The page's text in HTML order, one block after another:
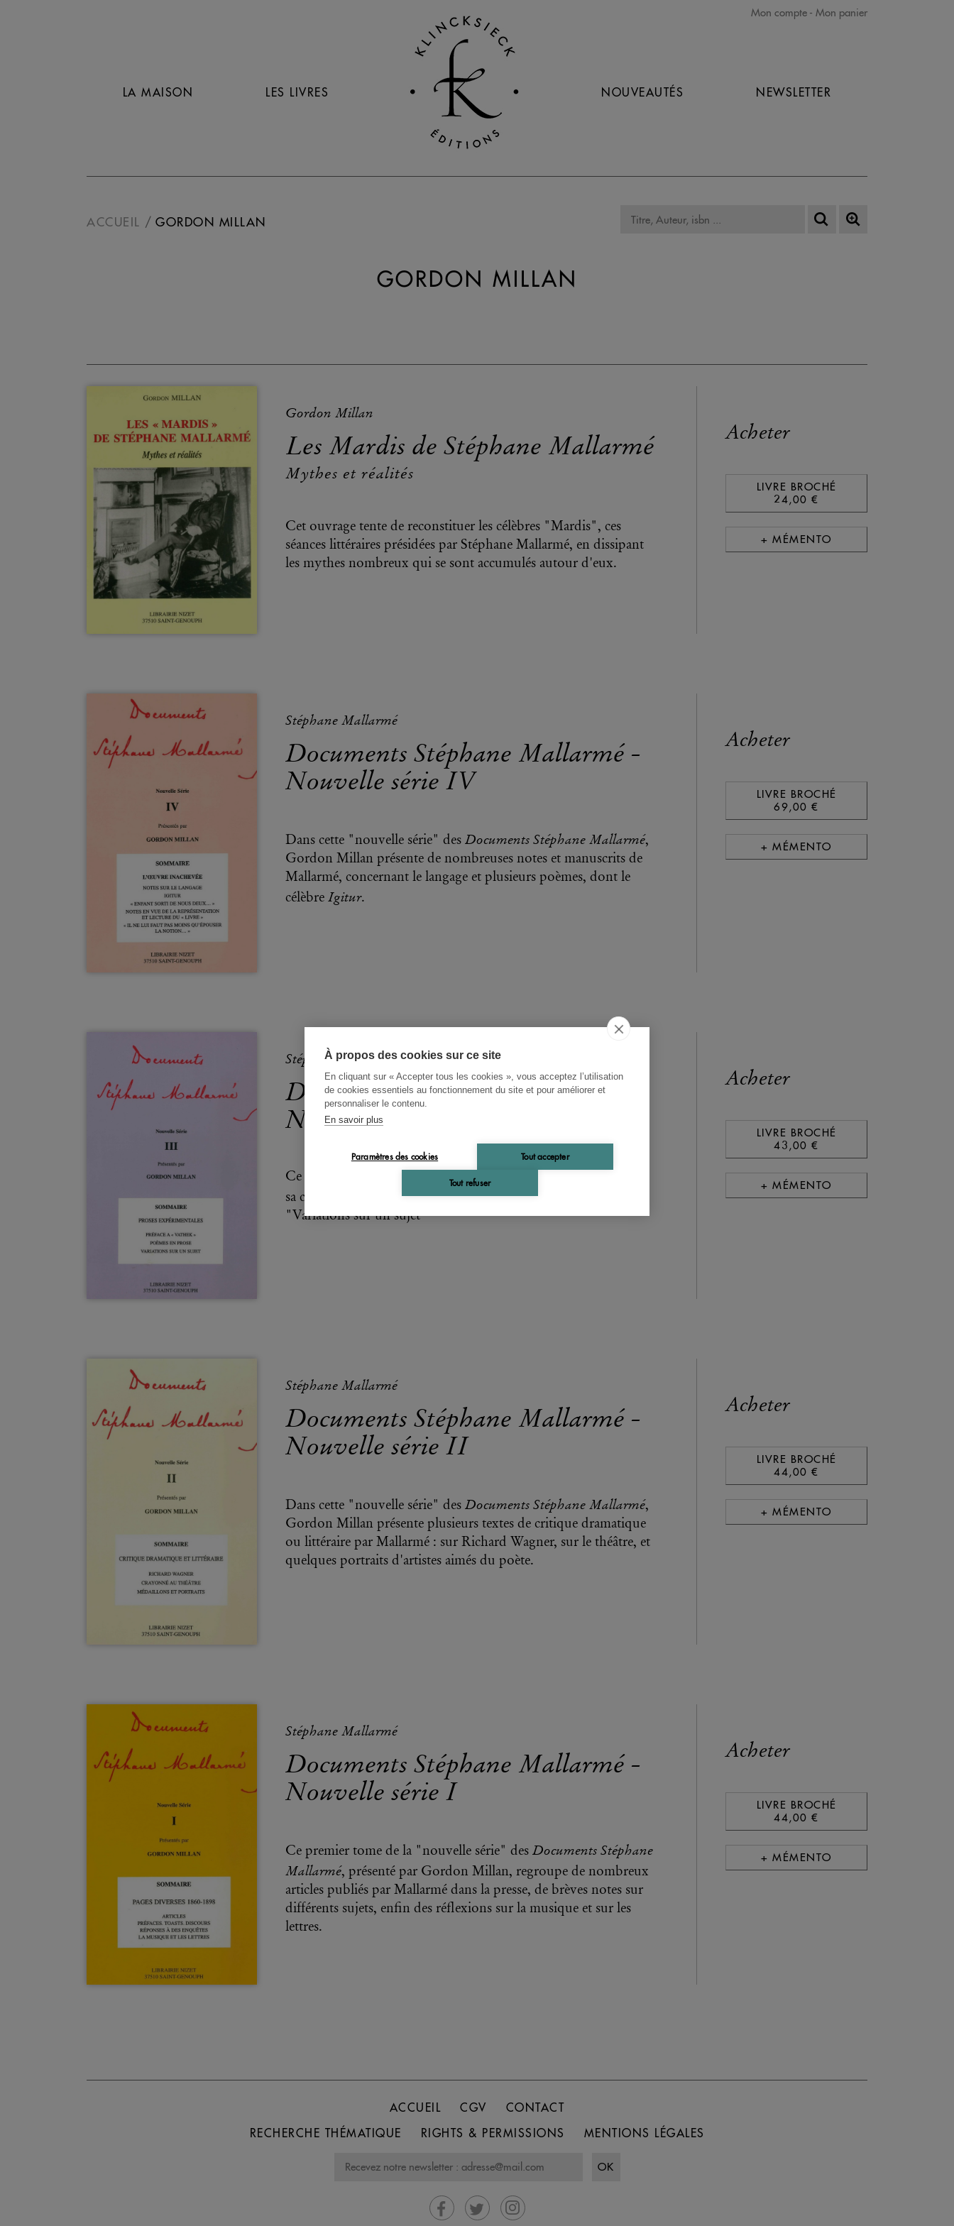
À propos des cookies sur ce site
En cliquant sur « Accepter tous les cookies », vous acceptez l’utilisation
de cookies essentiels au fonctionnement du site et pour améliorer et
personnaliser le contenu.
En savoir plus
Paramètres des cookies Tout accepter
Tout refuser
Mon compte Mon panier
LA MAISON LES LIVRES NOUVEAUTÉS NEWSLETTER
ACCUEIL GORDON MILLAN
GORDON MILLAN
Gordon Millan
Les Mardis de Stéphane Mallarmé
Mythes et réalités
Cet ouvrage tente de reconstituer les célèbres "Mardis", ces
séances littéraires présidées par Stéphane Mallarmé, en dissipant
les mythes nombreux qui se sont accumulés autour d'eux.
Acheter
LIVRE BROCHÉ
24,00 €
+ MÉMENTO
Stéphane Mallarmé
Documents Stéphane Mallarmé -
Nouvelle série IV
Dans cette "nouvelle série" des Documents Stéphane Mallarmé,
Gordon Millan présente de nombreuses notes et manuscrits de
Mallarmé, concernant le langage et plusieurs poèmes, dont le
célèbre Igitur.
Acheter
LIVRE BROCHÉ
69,00 €
+ MÉMENTO
Stéphane Mallarmé
Documents Stéphane Mallarmé -
Nouvelle série III
Ce volume réunit les proses expérimentales de Mallarmé, depuis
sa curieuse préface auVathekde Beckford jusqu'aux pièces des
"Variations sur un sujet"
Acheter
LIVRE BROCHÉ
43,00 €
+ MÉMENTO
Stéphane Mallarmé
Documents Stéphane Mallarmé -
Nouvelle série II
Dans cette "nouvelle série" des Documents Stéphane Mallarmé,
Gordon Millan présente plusieurs textes de critique dramatique
ou littéraire par Mallarmé : sur Richard Wagner, sur le théâtre, et
quelques portraits d'artistes aimés du poète.
Acheter
LIVRE BROCHÉ
44,00 €
+ MÉMENTO
Stéphane Mallarmé
Documents Stéphane Mallarmé -
Nouvelle série I
Ce premier tome de la "nouvelle série" des Documents Stéphane
Mallarmé, présenté par Gordon Millan, regroupe de nombreux
articles publiés par Mallarmé dans la presse, de brèves notes sur
différents sujets, enfin des réflexions sur la musique et sur les
lettres.
Acheter
LIVRE BROCHÉ
44,00 €
+ MÉMENTO
ACCUEIL CGV
CONTACT
RECHERCHE THÉMATIQUE
RIGHTS & PERMISSIONS MENTIONS LÉGALES
OK